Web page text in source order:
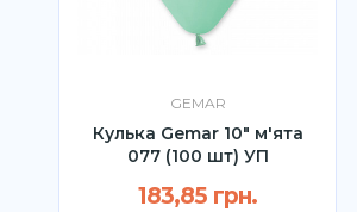
GEMAR
Кулька Gemar 10" м'ята
077 (100 шт) УП
183,85 грн.